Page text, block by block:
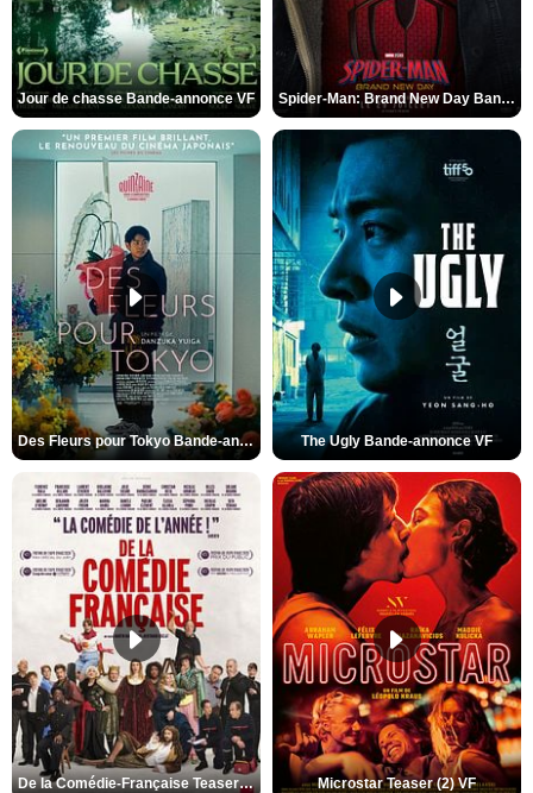
Jour de chasse Bande-annonce VF Spider-Man: Brand New Day Bande-annonce (3) VO STFR
Des Fleurs pour Tokyo Bande-annonce VO STFR The Ugly Bande-annonce VF
De la Comédie-Française Teaser (3) VF Microstar Teaser (2) VF